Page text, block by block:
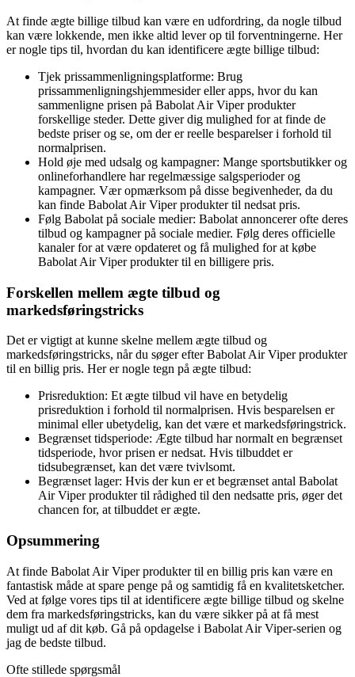
At finde ægte billige tilbud kan være en udfordring, da nogle tilbud
kan være lokkende, men ikke altid lever op til forventningerne. Her
er nogle tips til, hvordan du kan identificere ægte billige tilbud:
Tjek prissammenligningsplatforme: Brug
prissammenligningshjemmesider eller apps, hvor du kan
sammenligne prisen på Babolat Air Viper produkter
forskellige steder. Dette giver dig mulighed for at finde de
bedste priser og se, om der er reelle besparelser i forhold til
normalprisen.
Hold øje med udsalg og kampagner: Mange sportsbutikker og
onlineforhandlere har regelmæssige salgsperioder og
kampagner. Vær opmærksom på disse begivenheder, da du
kan finde Babolat Air Viper produkter til nedsat pris.
Følg Babolat på sociale medier: Babolat annoncerer ofte deres
tilbud og kampagner på sociale medier. Følg deres officielle
kanaler for at være opdateret og få mulighed for at købe
Babolat Air Viper produkter til en billigere pris.
Forskellen mellem ægte tilbud og
markedsføringstricks
Det er vigtigt at kunne skelne mellem ægte tilbud og
markedsføringstricks, når du søger efter Babolat Air Viper produkter
til en billig pris. Her er nogle tegn på ægte tilbud:
Prisreduktion: Et ægte tilbud vil have en betydelig
prisreduktion i forhold til normalprisen. Hvis besparelsen er
minimal eller ubetydelig, kan det være et markedsføringstrick.
Begrænset tidsperiode: Ægte tilbud har normalt en begrænset
tidsperiode, hvor prisen er nedsat. Hvis tilbuddet er
tidsubegrænset, kan det være tvivlsomt.
Begrænset lager: Hvis der kun er et begrænset antal Babolat
Air Viper produkter til rådighed til den nedsatte pris, øger det
chancen for, at tilbuddet er ægte.
Opsummering
At finde Babolat Air Viper produkter til en billig pris kan være en
fantastisk måde at spare penge på og samtidig få en kvalitetsketcher.
Ved at følge vores tips til at identificere ægte billige tilbud og skelne
dem fra markedsføringstricks, kan du være sikker på at få mest
muligt ud af dit køb. Gå på opdagelse i Babolat Air Viper-serien og
jag de bedste tilbud.
Ofte stillede spørgsmål